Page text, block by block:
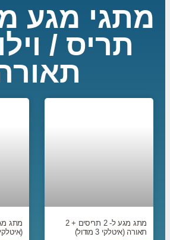
מתגי מגע
תריס /
מתג מגע ל- 2 תריסים + 2
תאורה (איטלקי 3 מודול)
(איטלקי 3